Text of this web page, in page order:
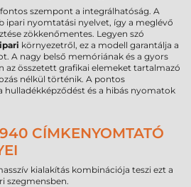
szempont a integrálhatóság. A
ipari nyomtatási nyelvet, így a meglévő
zökkenőmentes. Legyen szó
ipari környezetről, ez a modell garantálja a
A nagy belső memóriának és a gyors
az összetett grafikai elemeket tartalmazó
nélkül történik. A pontos
hulladékképződést és a hibás nyomatok
CÍMKENYOMTATÓ
kialakítás kombinációja teszi ezt a
szegmensben.